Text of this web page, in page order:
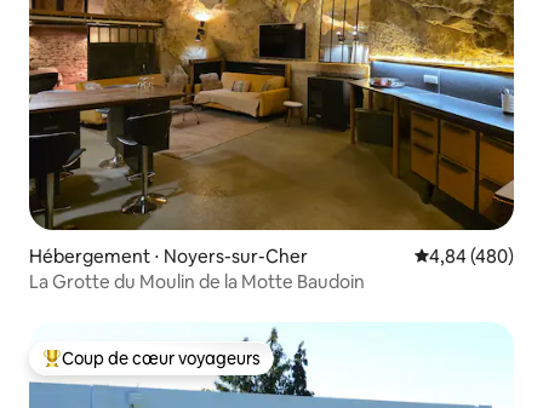
Hébergement ⋅ Noyers-sur-Cher Évaluation
4,84 (480)
La Grotte du Moulin de la Motte Baudoin
Coups de cœur voyageurs les plus appréciés
Coup de cœur voyageurs